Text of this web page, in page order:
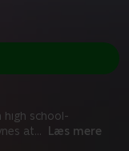
high school-
at... Læs mere